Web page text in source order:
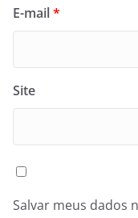
E-mail*
Site
Salvar meus dados